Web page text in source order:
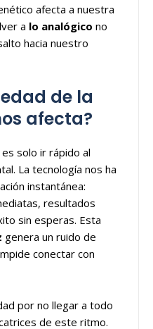
afecta a nuestra
a lo analógico no
hacia nuestro
de la
afecta?
solo ir rápido al
La tecnología nos ha
instantánea:
resultados
sin esperas. Esta
genera un ruido de
conectar con
por no llegar a todo
de este ritmo.